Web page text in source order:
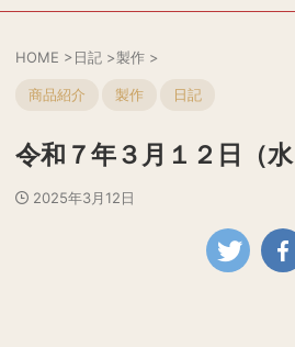
HOME >日記 >製作 >
商品紹介 製作 日記
令和７年３月１２日（
2025年3月12日